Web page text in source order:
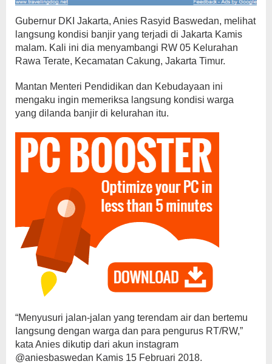
Gubernur DKI Jakarta, Anies Rasyid Baswedan, melihat
langsung kondisi banjir yang terjadi di Jakarta Kamis
malam. Kali ini dia menyambangi RW 05 Kelurahan
Rawa Terate, Kecamatan Cakung, Jakarta Timur.
Mantan Menteri Pendidikan dan Kebudayaan ini
mengaku ingin memeriksa langsung kondisi warga
yang dilanda banjir di kelurahan itu.
“Menyusuri jalan-jalan yang terendam air dan bertemu
Iangsung dengan warga dan para pengurus RT/RW,”
kata Anies dikutip dari akun instagram
@aniesbaswedan Kamis 15 Februari 2018.